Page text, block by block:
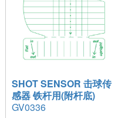
SHOT SENSOR 击球传
感器 铁杆用(附杆底)
GV0336